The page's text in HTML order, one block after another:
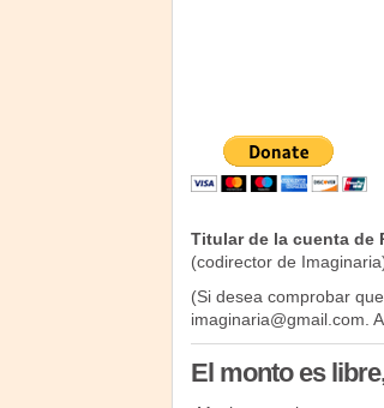
Titular de la cuenta de
(codirector de
(Si desea comprobar
imaginaria@gmail.com.
El monto es